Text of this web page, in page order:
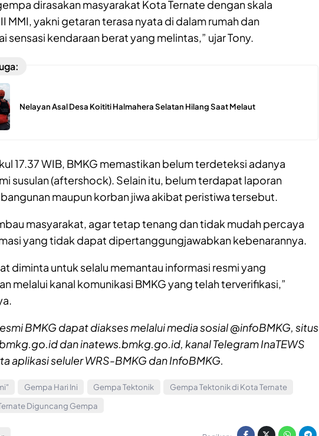
dirasakan masyarakat Kota Ternate dengan skala
MMI, yakni getaran terasa nyata di dalam rumah dan
sensasi kendaraan berat yang melintas,” ujar Tony.
Nelayan Asal Desa Koititi Halmahera Selatan Hilang Saat Melaut
17.37 WIB, BMKG memastikan belum terdeteksi adanya
susulan (aftershock). Selain itu, belum terdapat laporan
maupun korban jiwa akibat peristiwa tersebut.
masyarakat, agar tetap tenang dan tidak mudah percaya
yang tidak dapat dipertanggungjawabkan kebenarannya.
diminta untuk selalu memantau informasi resmi yang
melalui kanal komunikasi BMKG yang telah terverifikasi,”
BMKG dapat diakses melalui media sosial @infoBMKG, situs
dan inatews.bmkg.go.id, kanal Telegram InaTEWS
aplikasi seluler WRS-BMKG dan InfoBMKG.
Gempa Hari Ini Gempa Tektonik
Gempa Tektonik di Kota Ternate
Diguncang Gempa